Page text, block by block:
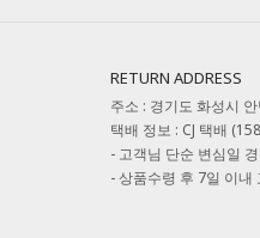
RETURN ADDRESS
주소 : 경기도 화성시
택배 정보 : CJ 택배
- 고객님 단순 변심일
- 상품수령 후 7일 이내